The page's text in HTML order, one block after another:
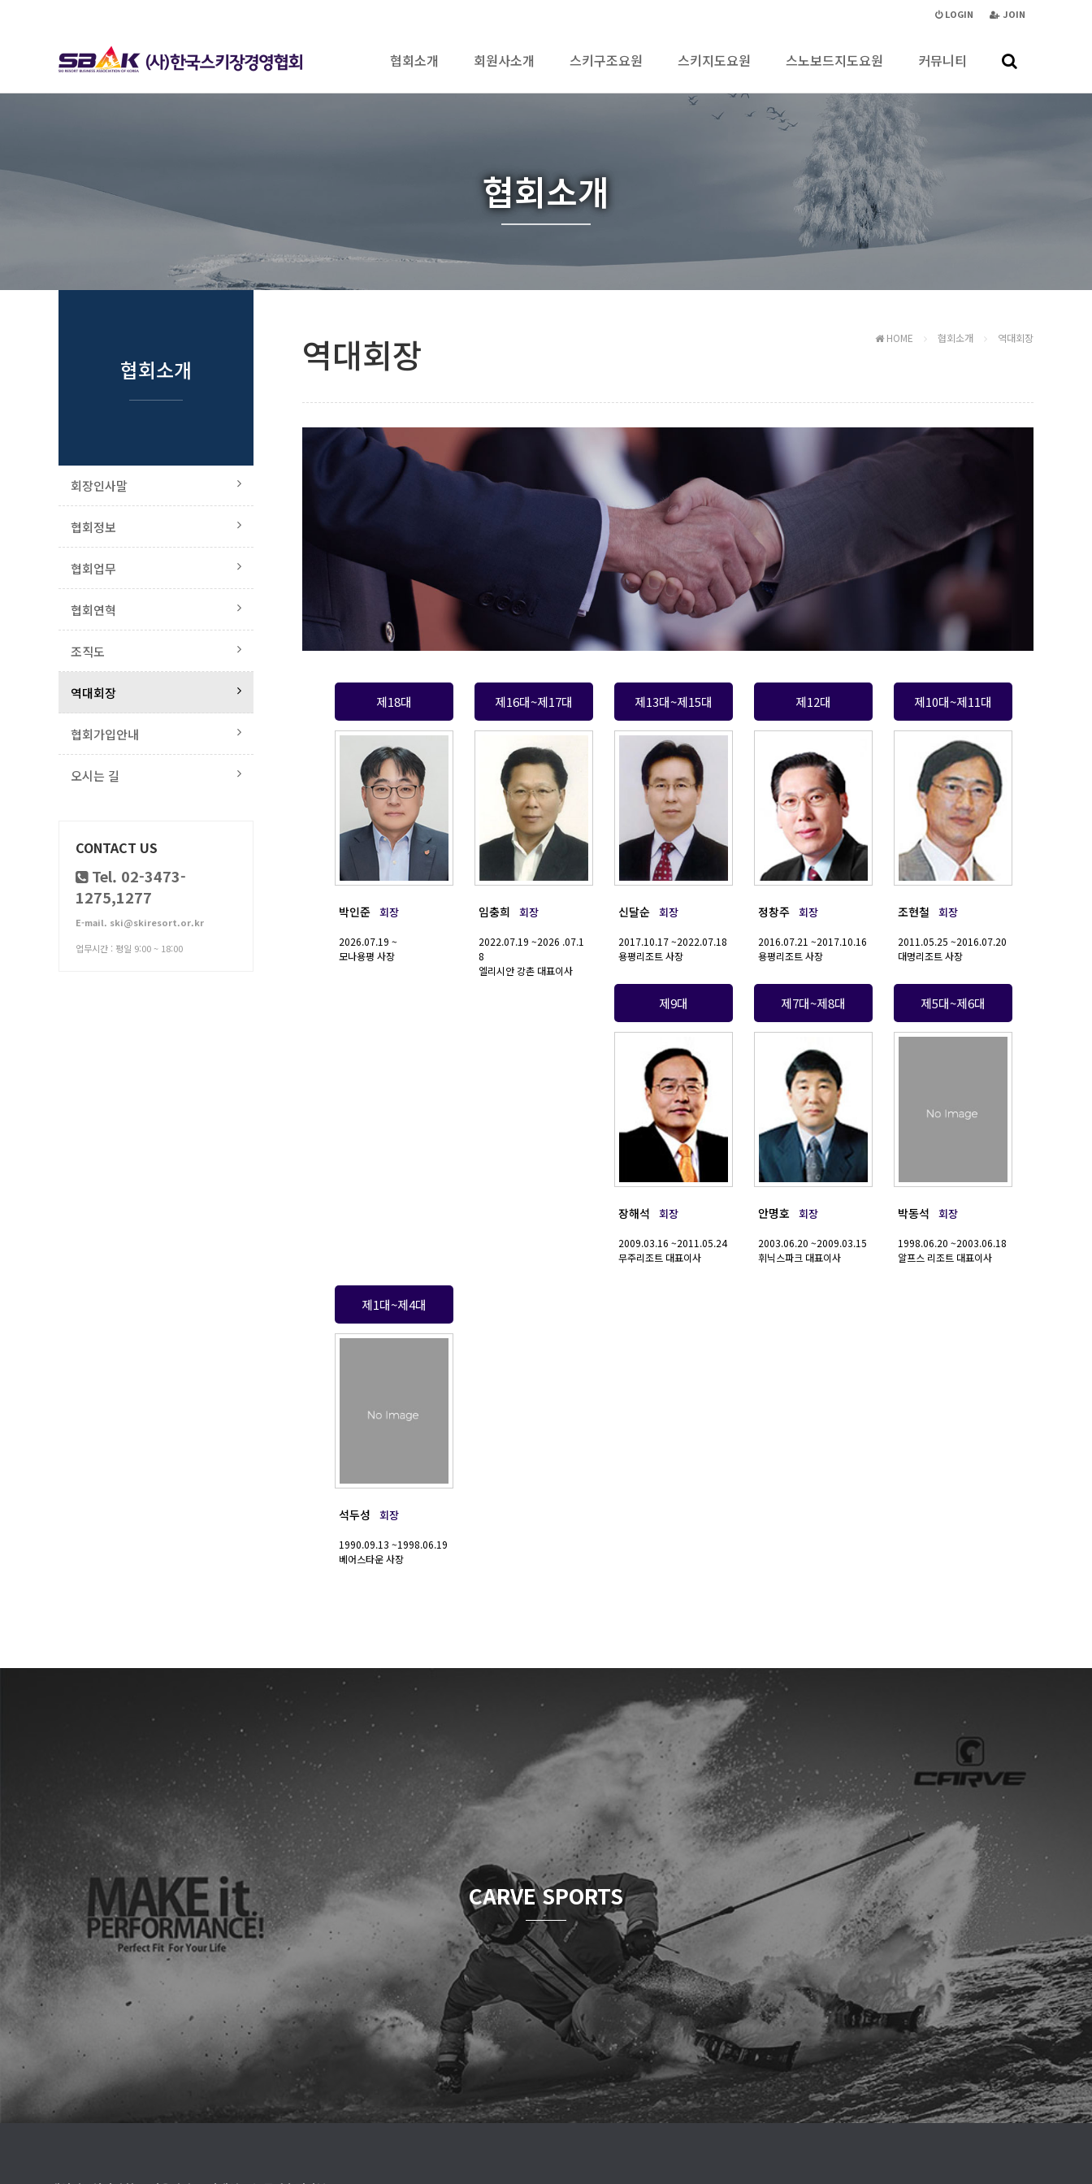
JOIN
LOGIN
협회소개 회원사소개 스키구조요원 스키지도요원 스노보드지도요원
하위분류
커뮤니티
하위분류
협회소개
역대회장 HOME 협회소개 역대회장
제18대
박인준 회장
2026.07.19 ~
모나용평 사장
제16대~제17대
임충희 회장
2022.07.19 ~2026 .07.1
8
엘리시안 강촌 대표이사
제13대~제15대
신달순 회장
2017.10.17 ~2022.07.18
용평리조트 사장
제12대
정창주 회장
2016.07.21 ~2017.10.16
용평리조트 사장
제10대~제11대
조현철 회장
2011.05.25 ~2016.07.20
대명리조트 사장
제9대
장해석 회장
2009.03.16 ~2011.05.24
무주리조트 대표이사
제7대~제8대
안명호 회장
2003.06.20 ~2009.03.15
휘닉스파크 대표이사
제5대~제6대
박동석 회장
1998.06.20 ~2003.06.18
알프스 리조트 대표이사
제1대~제4대
석두성 회장
1990.09.13 ~1998.06.19
베어스타운 사장
협회소개
회장인사말
협회정보
협회업무
협회연혁
조직도
역대회장
협회가입안내
오시는 길
CONTACT US
Tel. 02-3473-
1275,1277
E-mail. ski@skiresort.or.kr
업무시간 : 평일 9:00 ~ 18:00
CARVE SPORTS